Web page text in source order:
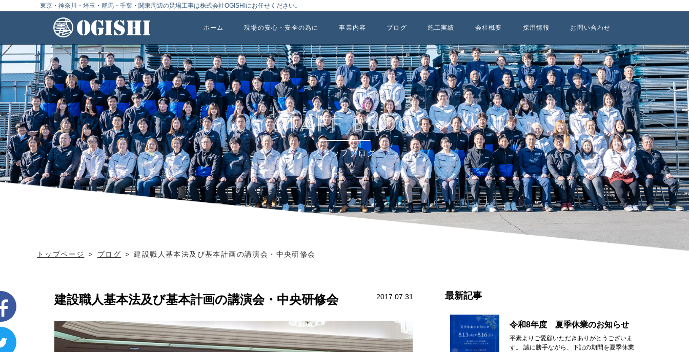
東京・神奈川・埼玉・群馬・千葉・関東周辺の足場工事は株式会社OGISHIにお任せください。
ホーム 現場の安心・安全の為に 事業内容 ブログ 施工実績 会社概要 採用情報 お問い合わせ
スタッフブログ
トップページ ブログ 建設職人基本法及び基本計画の講演会・中央研修会
建設職人基本法及び基本計画の講演会・中央研修会 2017.07.31 最新記事
令和8年度 夏季休業のお知らせ
平素よりご愛顧いただきありがとうございま
す。 誠に勝手ながら、下記の期間を夏季休業